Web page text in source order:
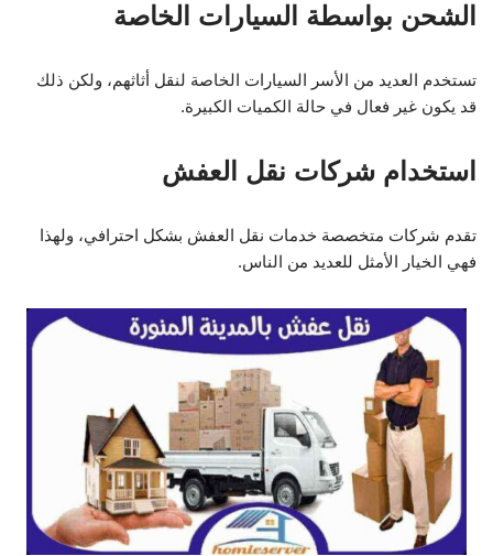
الشحن بواسطة السيارات الخاصة
تستخدم العديد من الأسر السيارات الخاصة لنقل أثاثهم، ولكن ذلك
قد يكون غير فعال في حالة الكميات الكبيرة.
استخدام شركات نقل العفش
تقدم شركات متخصصة خدمات نقل العفش بشكل احترافي، ولهذا
فهي الخيار الأمثل للعديد من الناس.